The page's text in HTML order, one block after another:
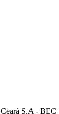
S.A - BEC